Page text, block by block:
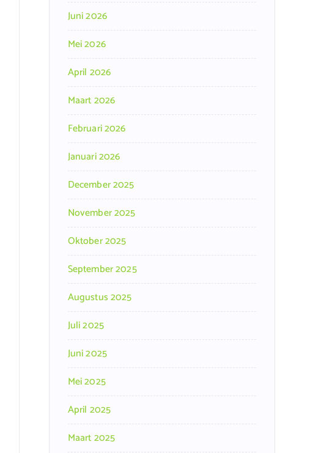
Juni 2026
Mei 2026
April 2026
Maart 2026
Februari 2026
Januari 2026
December 2025
November 2025
Oktober 2025
September 2025
Augustus 2025
Juli 2025
Juni 2025
Mei 2025
April 2025
Maart 2025